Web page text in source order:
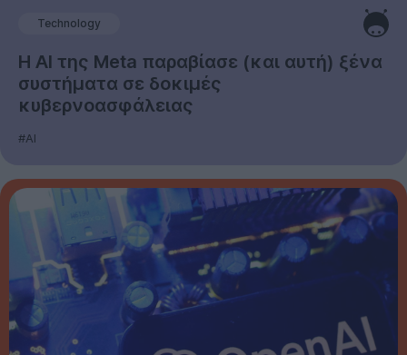
Technology
Η AI της Meta παραβίασε (και αυτή) ξένα
συστήματα σε δοκιμές
κυβερνοασφάλειας
#AI